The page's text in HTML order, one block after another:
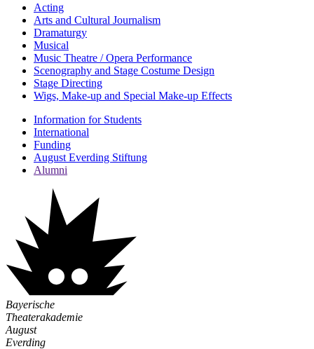
Acting
Arts and Cultural Journalism
Dramaturgy
Musical
Music Theatre / Opera Performance
Scenography and Stage Costume Design
Stage Directing
Wigs, Make-up and Special Make-up Effects
Information for Students
International
Funding
August Everding Stiftung
Alumni
Bayerische
Theaterakademie
August
Everding